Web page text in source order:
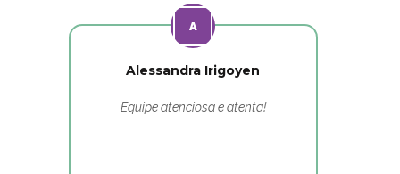
Alessandra Irigoyen
Equipe atenciosa e atenta!